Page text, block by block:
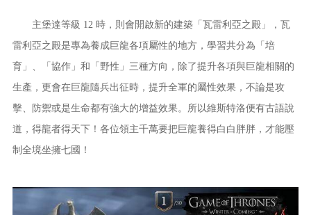
主堡達等級 12 時，則會開啟新的建築「瓦雷利亞之殿」，瓦
雷利亞之殿是專為養成巨龍各項屬性的地方，學習共分為「培
育」、「協作」和「野性」三種方向，除了提升各項與巨龍相關的
生產，更會在巨龍隨兵出征時，提升全軍的屬性效果，不論是攻
擊、防禦或是生命都有強大的增益效果。所以維斯特洛便有古語說
道，得龍者得天下！各位領主千萬要把巨龍養得白白胖胖，才能壓
制全境坐擁七國！